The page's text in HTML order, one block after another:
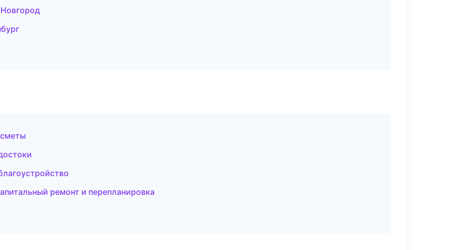
ремонт и перепланировка